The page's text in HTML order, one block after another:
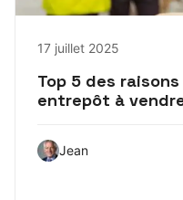
17 juillet 2025
Top 5 des
entrepôt à
Jean